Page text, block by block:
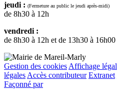
jeudi : (Fermeture au public le jeudi après-midi)
de 8h30 à 12h
vendredi :
de 8h30 à 12h et de 13h30 à 16h00
Gestion des cookiesAffichage légal
légalesAccès contributeur Extranet
Façonné par